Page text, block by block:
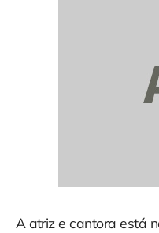
A atriz e cantora está